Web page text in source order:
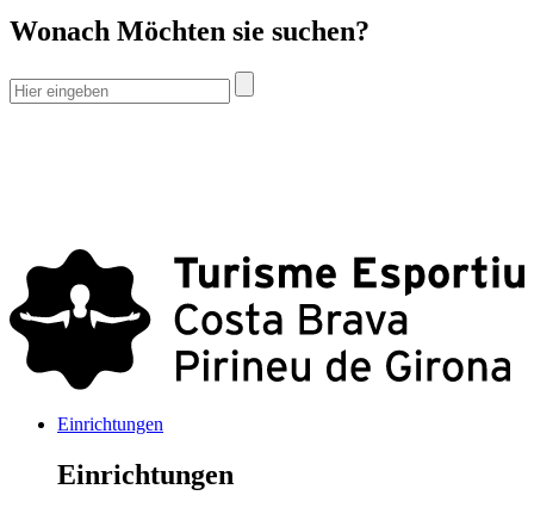
Wonach Möchten sie suchen?
Einrichtungen
Einrichtungen